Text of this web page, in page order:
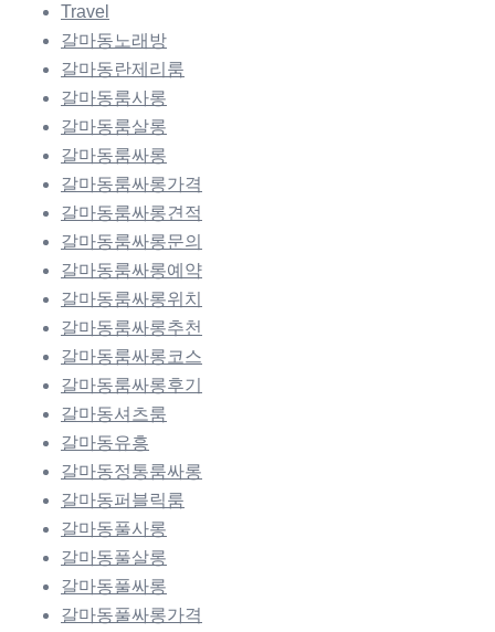
Travel
갈마동노래방
갈마동란제리룸
갈마동룸사롱
갈마동룸살롱
갈마동룸싸롱
갈마동룸싸롱가격
갈마동룸싸롱견적
갈마동룸싸롱문의
갈마동룸싸롱예약
갈마동룸싸롱위치
갈마동룸싸롱추천
갈마동룸싸롱코스
갈마동룸싸롱후기
갈마동셔츠룸
갈마동유흥
갈마동정통룸싸롱
갈마동퍼블릭룸
갈마동풀사롱
갈마동풀살롱
갈마동풀싸롱
갈마동풀싸롱가격